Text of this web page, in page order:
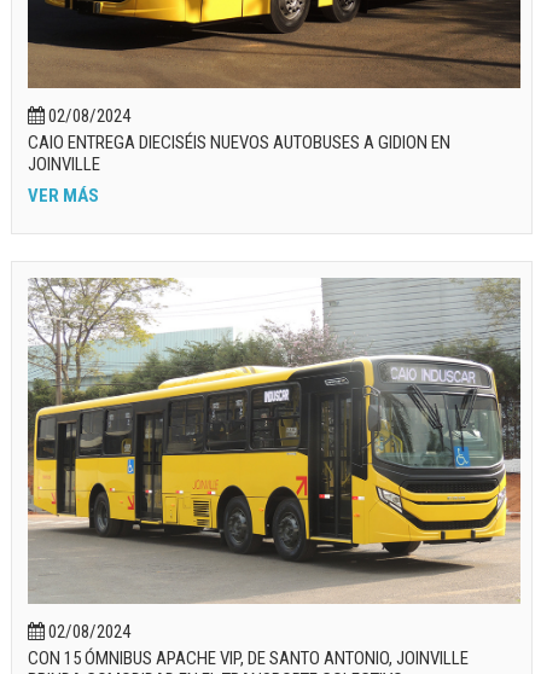
02/08/2024
CAIO ENTREGA DIECISÉIS NUEVOS AUTOBUSES A GIDION EN
JOINVILLE
VER MÁS
02/08/2024
CON 15 ÓMNIBUS APACHE VIP, DE SANTO ANTONIO, JOINVILLE